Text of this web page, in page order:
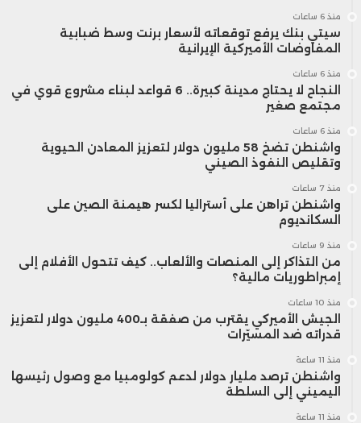
منذ 6 ساعات
سيتي بنك يرفع توقعاته لأسعار برنت وسط ضبابية
المفاوضات الأميركية الإيرانية
منذ 6 ساعات
النجاح لا يحتاج مدينة كبيرة.. 6 قواعد لبناء مشروع قوي في
مجتمع صغير
منذ 6 ساعات
واشنطن تضخ 58 مليون دولار لتعزيز المعادن الحيوية
وتقليص النفوذ الصيني
منذ 7 ساعات
واشنطن تراهن على أستراليا لكسر هيمنة الصين على
السكانديوم
منذ 9 ساعات
من التذاكر إلى المنصات والألعاب.. كيف تتحول الأفلام إلى
إمبراطوريات مالية؟
منذ 10 ساعات
الجيش الأميركي يقترب من صفقة بـ400 مليون دولار لتعزيز
قدراته ضد المسيّرات
منذ 11 ساعة
واشنطن ترصد مليار دولار لدعم كولومبيا مع وصول رئيسها
اليميني إلى السلطة
منذ 11 ساعة